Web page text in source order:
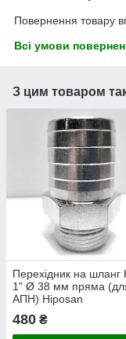
Повернення товару
Всі умови
З цим товаром
Перехідник на шланг
1" Ø 38 мм пряма
АПН) Hiposan
480 ₴